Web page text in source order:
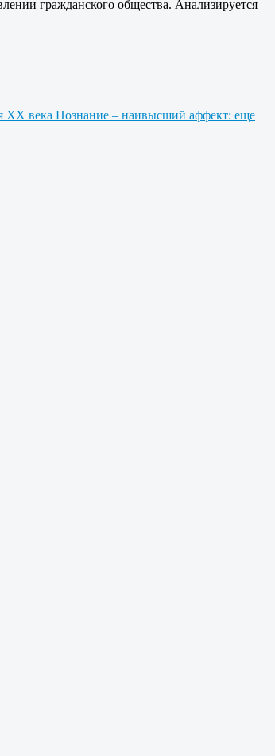
гражданского общества. Анализируется
ХХ века Познание – наивысший аффект: еще